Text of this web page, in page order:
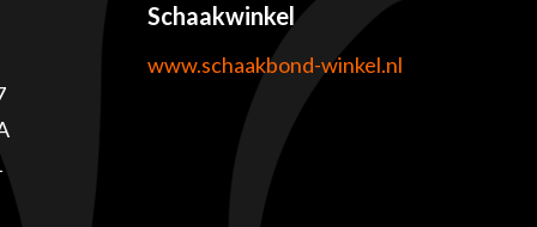
Schaakwinkel
www.schaakbond-winkel.nl